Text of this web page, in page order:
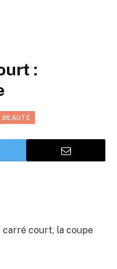
:
BEAUTÉ
carré court, la coupe